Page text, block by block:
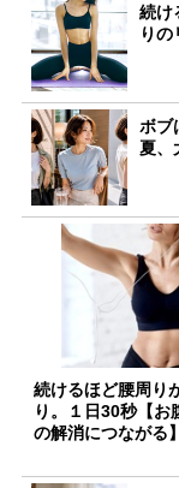
続け
り
ボブ
夏、
続けるほど腰周り
り。１日30秒【お
の解消につながる